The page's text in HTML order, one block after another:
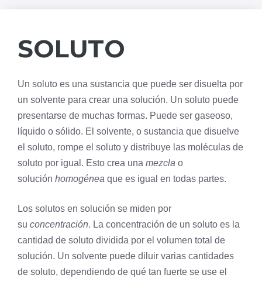
SOLUTO
Un soluto es una sustancia que puede ser disuelta por
un solvente para crear una solución. Un soluto puede
presentarse de muchas formas. Puede ser gaseoso,
líquido o sólido. El solvente, o sustancia que disuelve
el soluto, rompe el soluto y distribuye las moléculas de
soluto por igual. Esto crea una mezcla o
solución homogénea que es igual en todas partes.
Los solutos en solución se miden por
su concentración. La concentración de un soluto es la
cantidad de soluto dividida por el volumen total de
solución. Un solvente puede diluir varias cantidades
de soluto, dependiendo de qué tan fuerte se use el